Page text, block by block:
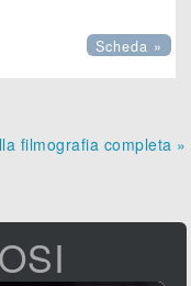
Scheda »
filmografia completa »